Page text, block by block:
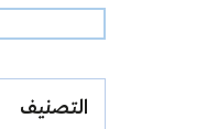
التصنيف